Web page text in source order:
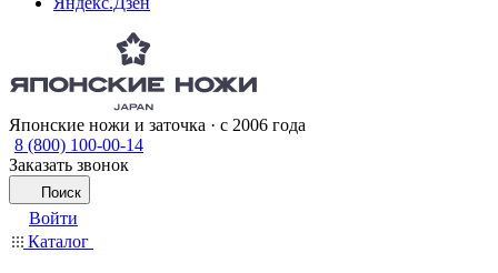
Японские ножи и заточка · с 2006 года
8 (800) 100-00-14
Заказать звонок
Поиск
Войти
Каталог